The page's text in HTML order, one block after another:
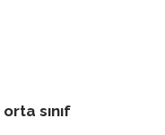
orta sınıf